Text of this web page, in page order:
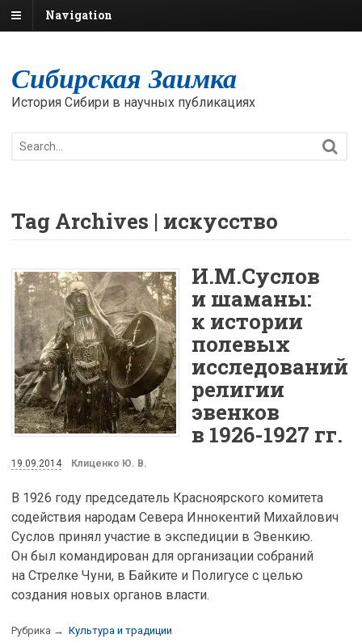
Navigation
Сибирская Заимка
История Сибири в научных публикациях
Tag Archives | искусство
И.М.Суслов
и шаманы:
к истории
полевых
исследований
религии
эвенков
в 1926-1927 гг.
19.09.2014 Клиценко Ю. В.
В 1926 году председатель Красноярского комитета
содействия народам Севера Иннокентий Михайлович
Суслов принял участие в экспедиции в Эвенкию.
Он был командирован для организации собраний
на Стрелке Чуни, в Байките и Полигусе с целью
создания новых органов власти.
Рубрика → Культура и традиции